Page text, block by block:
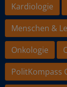
Kardiologie
Menschen &
Onkologie
PolitKompass